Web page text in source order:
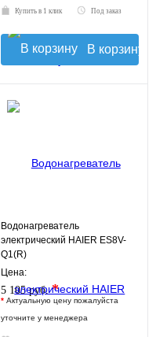
Купить в 1 клик Под заказ
В корзину
Водонагреватель
электрический HAIER ES8V-
Q1(R)
Цена:
5 105 руб.*
* Актуальную цену пожалуйста
уточните у менеджера